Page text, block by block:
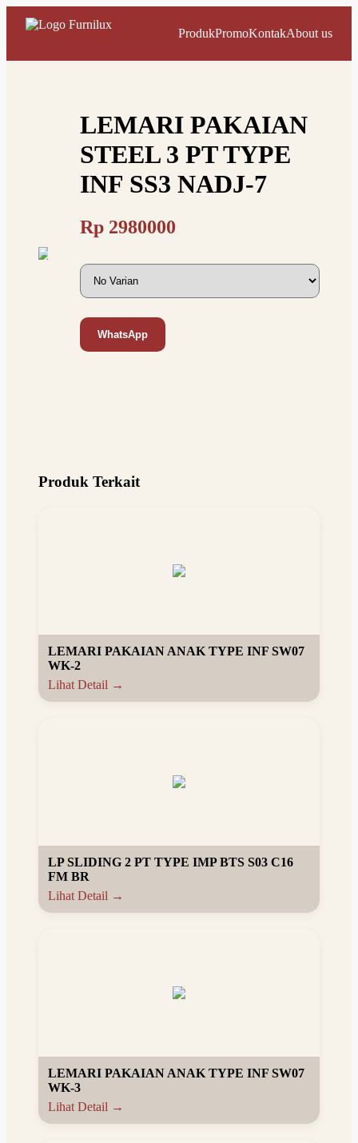
ProdukPromoKontakAbout us
LEMARI PAKAIAN
STEEL 3 PT TYPE
INF SS3 NADJ-7
Rp 2980000
WhatsApp
Produk Terkait
LEMARI PAKAIAN ANAK TYPE INF SW07
WK-2
Lihat Detail →
LP SLIDING 2 PT TYPE IMP BTS S03 C16
FM BR
Lihat Detail →
LEMARI PAKAIAN ANAK TYPE INF SW07
WK-3
Lihat Detail →